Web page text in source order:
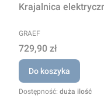
Krajalnica
PRODUCENT
GRAEF
Cena
729,90 zł
Do koszyka
Dostępność: duża ilość